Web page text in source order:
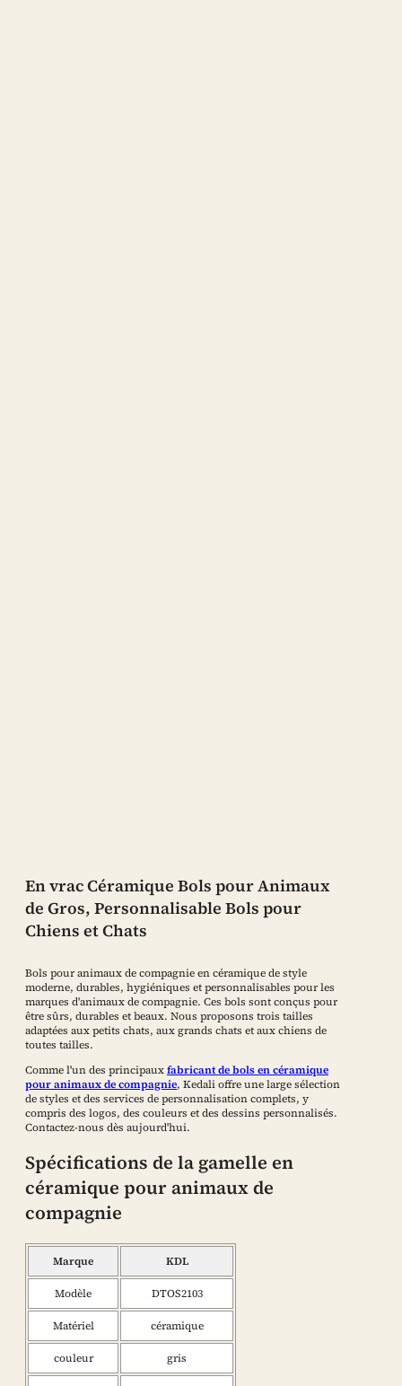
En vrac Céramique Bols pour Animaux
de Gros, Personnalisable Bols pour
Chiens et Chats
Bols pour animaux de compagnie en céramique de style
moderne, durables, hygiéniques et personnalisables pour les
marques d'animaux de compagnie. Ces bols sont conçus pour
être sûrs, durables et beaux. Nous proposons trois tailles
adaptées aux petits chats, aux grands chats et aux chiens de
toutes tailles.
Comme l'un des principauxfabricant de bols en céramique
pour animaux de compagnie, Kedali offre une large sélection
de styles et des services de personnalisation complets, y
compris des logos, des couleurs et des dessins personnalisés.
Contactez-nous dès aujourd'hui.
Spécifications de la gamelle en
céramique pour animaux de
compagnie
Marque KDL
Modèle DTOS2103
Matériel céramique
couleur gris